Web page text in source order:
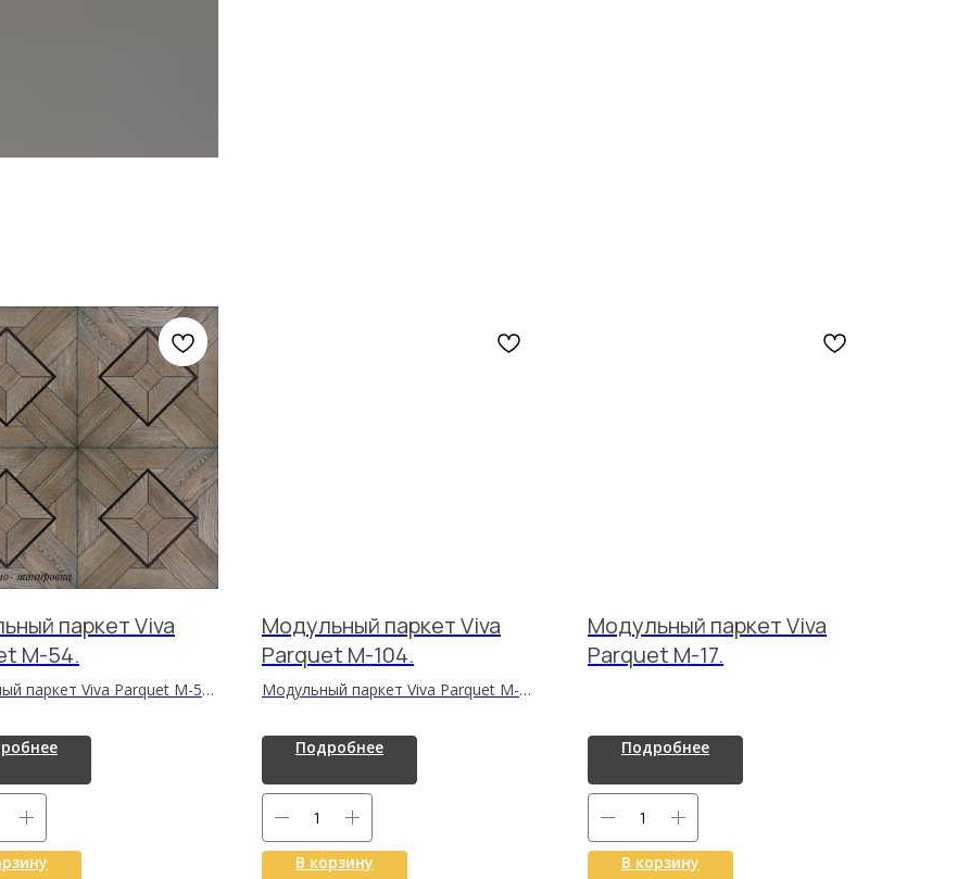
паркет Viva
M-54.
паркет Viva Parquet M-54
напольное покрытие с
текстурой
высокой
и простой
создающее тёплый,
пол для жилых и
интерьеров.
Модульный паркет Viva
Parquet M-104.
Модульный паркет Viva Parquet M-
напольное покрытие с
выразительной текстурой
древесины, высокой
износостойкостью и простой
укладкой, создающее уют и престиж
в жилых и коммерческих интерьерах.
Подробнее
В корзину
Модульный паркет Viva
Parquet M-17.
Подробнее
В корзину